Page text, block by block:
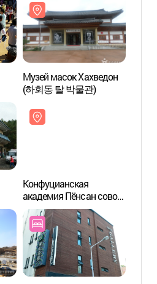
Музей масок Хахведон
(하회동 탈 박물관)
Конфуцианская
академия Пёнсан совон
[Всемирное культурное
наследие ЮНЕСКО]
(병산서원 [유네스코
세계문화유산])